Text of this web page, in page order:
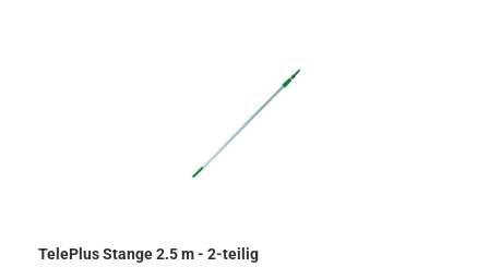
TelePlus Stange 2.5 m - 2-teilig